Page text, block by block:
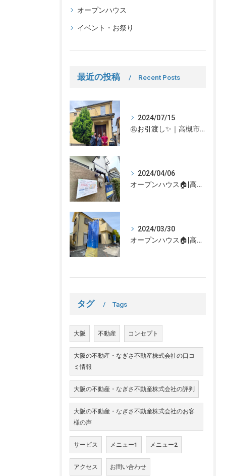
オープンハウス
イベント・お祭り
最近の投稿 Recent Posts
2024/07/15
㊗お引渡し✨｜高槻市での不動産売却、不動産売買の事、何でもなぎさ不動産までご相談ください！
2024/04/06
オープンハウス🏠|高槻市の不動産売却、不動産空き家のご相談はなぎさ不動産まで！
2024/03/30
オープンハウス🏠|高槻市の不動産売却、不動産空き家のご相談はなぎさ不動産まで！
タグ Tags
大阪 不動産 コンセプト
大阪の不動産・なぎさ不動産株式会社の口コ
ミ情報
大阪の不動産・なぎさ不動産株式会社の評判
大阪の不動産・なぎさ不動産株式会社のお客
様の声
サービス メニュー1 メニュー2
アクセス お問い合わせ